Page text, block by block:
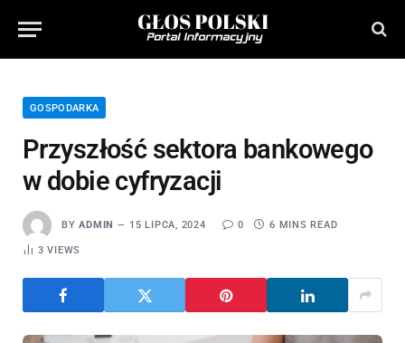
GOSPODARKA
Przyszłość sektora bankowego
w dobie cyfryzacji
BY ADMIN 15 LIPCA, 2024 0 6 MINS READ
3VIEWS